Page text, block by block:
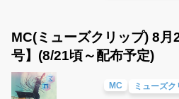
MC(ミューズクリップ) 8
号】(8/21頃～配布予定)
MC ミューズク